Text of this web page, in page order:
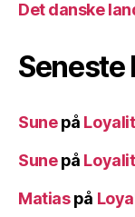
Det danske
Seneste
Sunepå
Sunepå
Matiaspå